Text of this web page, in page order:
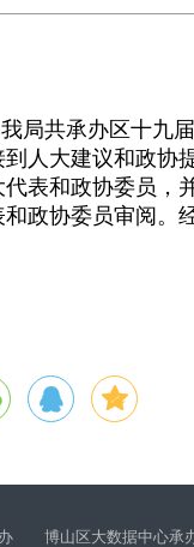
局共承办区十九
人大建议和政协
表和政协委员，
和政协委员审阅。
办 博山区大数据中心承